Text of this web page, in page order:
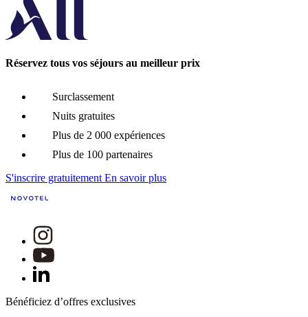
Réservez tous vos séjours au meilleur prix
Surclassement
Nuits gratuites
Plus de 2 000 expériences
Plus de 100 partenaires
S'inscrire gratuitement En savoir plus
Bénéficiez d’offres exclusives